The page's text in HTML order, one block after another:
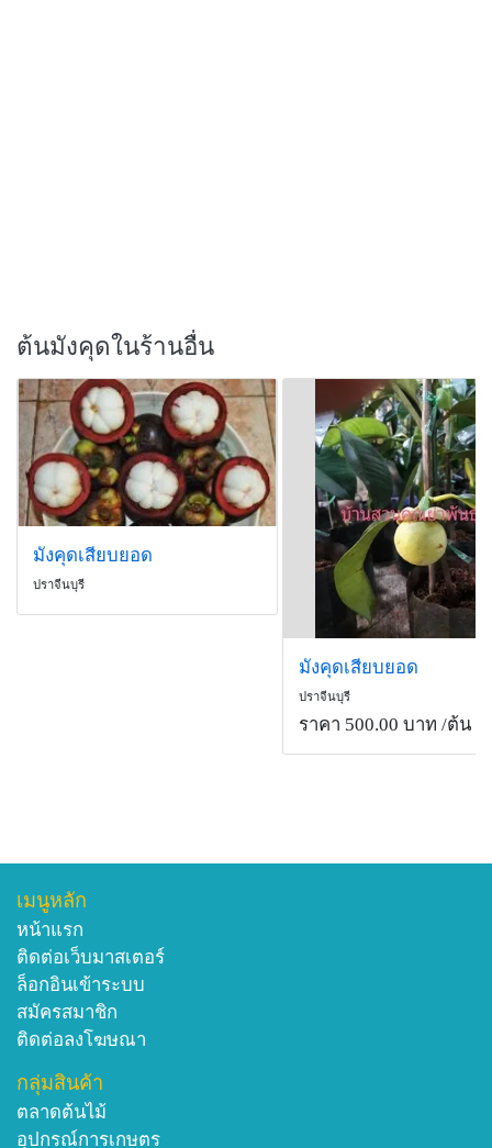
ต้นมังคุดในร้านอื่น
มังคุดเสียบยอด
ปราจีนบุรี
มังคุดเสียบยอด
ปราจีนบุรี
ราคา 500.00 บาท /ต้น
เมนูหลัก
หน้าแรก
ติดต่อเว็บมาสเตอร์
ล็อกอินเข้าระบบ
สมัครสมาชิก
ติดต่อลงโฆษณา
กลุ่มสินค้า
ตลาดต้นไม้
อุปกรณ์การเกษตร